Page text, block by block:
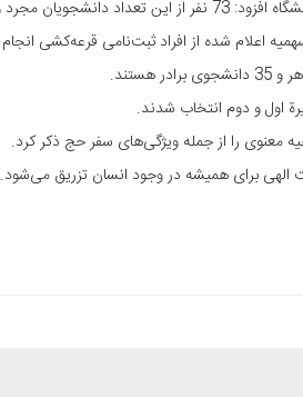
دانشجو هستند.
معنوی را از جمله ویژگی‌های سفر حج ذکر کرد.
الهی برای همیشه در وجود انسان تزریق می‌شود.